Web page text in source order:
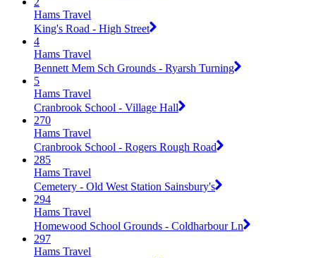
Hams Travel
King's Road - High Street
4
Hams Travel
Bennett Mem Sch Grounds - Ryarsh Turning
5
Hams Travel
Cranbrook School - Village Hall
270
Hams Travel
Cranbrook School - Rogers Rough Road
285
Hams Travel
Cemetery - Old West Station Sainsbury's
294
Hams Travel
Homewood School Grounds - Coldharbour Ln
297
Hams Travel